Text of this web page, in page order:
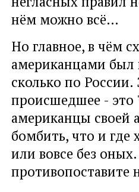
нём можно всё…
Но главное, в чём
американцами был
сколько по России.
происшедшее -
американцы своей
бомбить, что и где
или вовсе без